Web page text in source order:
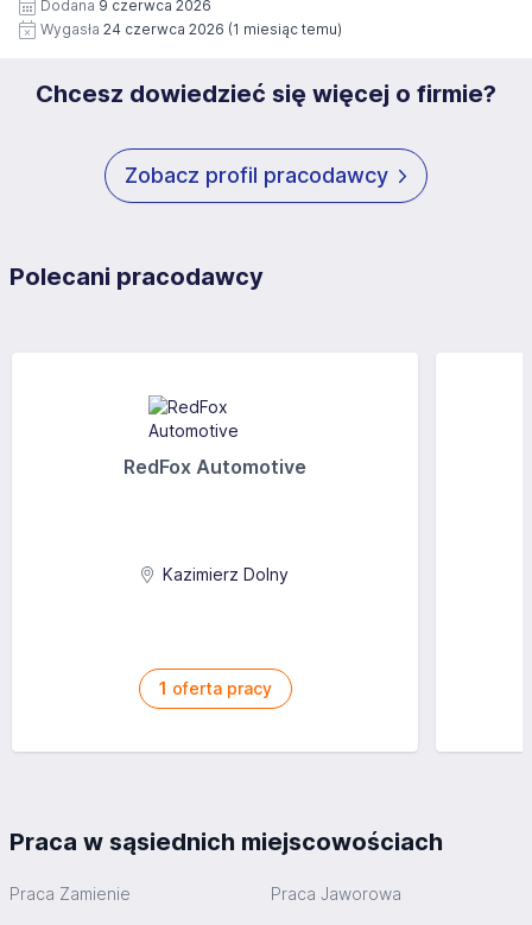
https://www.workprofit.pl/klauzula-informacyjna.html
Dodana 9 czerwca 2026
Wygasła 24 czerwca 2026 (1 miesiąc temu)
Chcesz dowiedzieć się więcej o firmie?
Zobacz profil pracodawcy
Polecani pracodawcy
RedFox Automotive
Kazimierz Dolny
1 oferta pracy
Praca w sąsiednich miejscowościach
Praca Zamienie Praca Jaworowa